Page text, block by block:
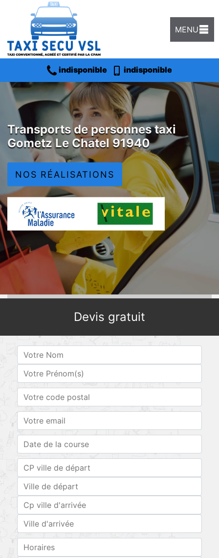
MENU
indisponible indisponible
Transports de personnes taxi
Gometz Le Chatel 91940
NOS RÉALISATIONS
Devis gratuit